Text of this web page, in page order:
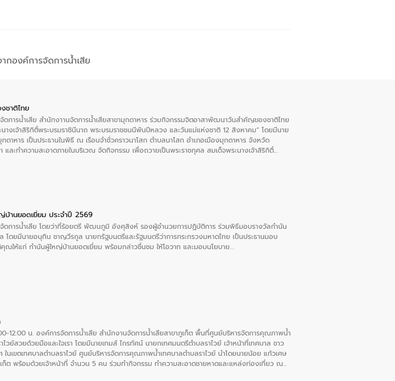
กองค์การจัดการน้ำเสีย
ชาติไทย
ารน้ำเสีย สำนักงาานจัดการน้ำเสียสาขามุกดาหาร ร่วมกิจกรรมจิตอาสาพัฒนาวันสําคัญของชาติไทย
างเจ้าสิริกิติ์พระบรมราชินีนาถ พระบรมราชชนนีพันปีหลวง และวันแม่แห่งชาติ 12 สิงหาคม” โดยมีนาย
าหาร เป็นประธานในพิธี ณ เรือนจําชั่วคราวนาโสก ตําบลนาโสก อําเภอเมืองมุกดาหาร จังหวัด
และทําความสะอาดภายในบริเวณ จัดกิจกรรม เพื่อถวายเป็นพระราชกุศล สมเด็จพระนางเจ้าสิริกิติ์
หลวง พร้อมถวายสัจปฏิญาณ ทำความดีด้วยหัวใจ
านยอดเยี่ยม ประจำปี 2569
การน้ำเสีย โดยว่าที่ร้อยตรี พัฒนภูมิ อังศุสิงห์ รองผู้อำนวยการปฏิบัติการ ร่วมพิธีมอบรางวัลกำนัน
ดยมีนายอนุทิน ชาญวีรกูล นายกรัฐมนตรีและรัฐมนตรีว่าการกระทรวงมหาดไทย เป็นประธานมอบ
คุณให้แก่ กำนันผู้ใหญ่บ้านยอดเยี่ยม พร้อมกล่าวชื่นชม ให้โอวาท และมอบนโยบาย
12:00 น. องค์การจัดการน้ำเสีย สำนักงานจัดการน้ำเสียสาขาภูเก็ต พื้นที่ศูนย์บริหารจัดการคุณภาพน้ำ
ไวย์สวยด้วยมือและใจเรา โดยมีนายเทมส์ ไกรทัศน์ นายกเทศมนตรีตำบลราไวย์ เจ้าหน้าที่เทศบาล ชาว
ในเขตเทศบาลตำบลราไวย์ ศูนย์บริหารจัดการคุณภาพน้ำเทศบาลตำบลราไวย์ นำโดยนายน้อย แก้วเศษ
ก็ต พร้อมด้วยเจ้าหน้าที่ จำนวน 5 คน ร่วมทำกิจกรรม ทำความสะอาดชายหาดและแหล่งท่องเที่ยว ณ
วย์ อำเภอเมือง จังหวัดภูเก็ต